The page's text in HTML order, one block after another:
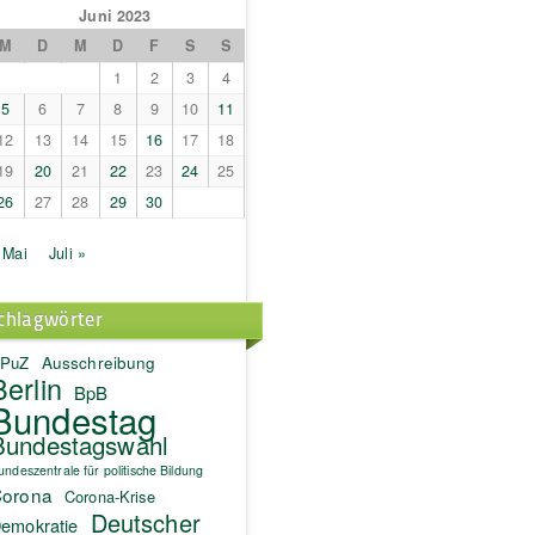
Juni 2023
M
D M D F S
S
1
2 3
4
5
6 7 8 9 10
11
13 14 15 16 17
18
20 21 22 23 24
25
27 28 29 30
Juli »
Ausschreibung
BpB
für politische Bildung
Corona-Krise
Deutscher